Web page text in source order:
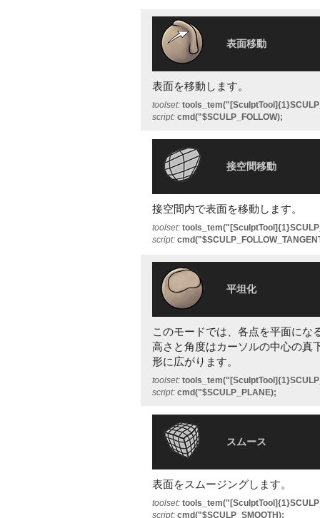
表面移動
表面を移動します。
toolset:
script: cmd("$SCULP_FOLLOW);
接空間移動
接空間内で表面を移動します。
toolset:
script:
平坦化
このモードでは、各点を平面にな
高さと角度はカーソルの中心の真
形に広がります。
toolset:
script: cmd("$SCULP_PLANE);
スムース
表面をスムージングします。
toolset:
script: cmd("$SCULP_SMOOTH);